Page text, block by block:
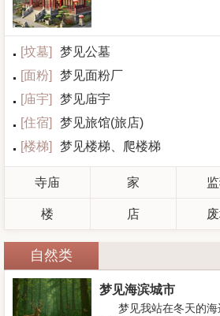
[坟墓]
梦见公墓
[面粉]
梦见面粉厂
[庙宇]
梦见庙宇
[住宿]
梦见旅馆(旅店)
[楼梯] 梦见楼梯、爬楼梯
寺庙 家
楼 店
自然类
梦见海滨城市
梦见我站在冬天的